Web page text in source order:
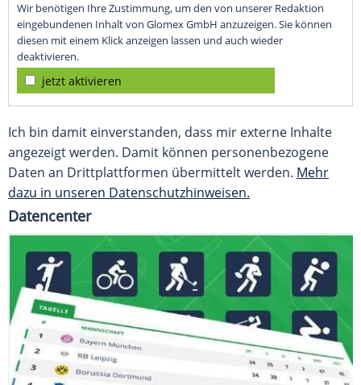
Wir benötigen Ihre Zustimmung, um den von unserer Redaktion
eingebundenen Inhalt von Glomex GmbH anzuzeigen. Sie können
diesen mit einem Klick anzeigen lassen und auch wieder
deaktivieren.
jetzt aktivieren
Ich bin damit einverstanden, dass mir externe Inhalte
angezeigt werden. Damit können personenbezogene
Daten an Drittplattformen übermittelt werden. Mehr
dazu in unseren Datenschutzhinweisen.
Datencenter